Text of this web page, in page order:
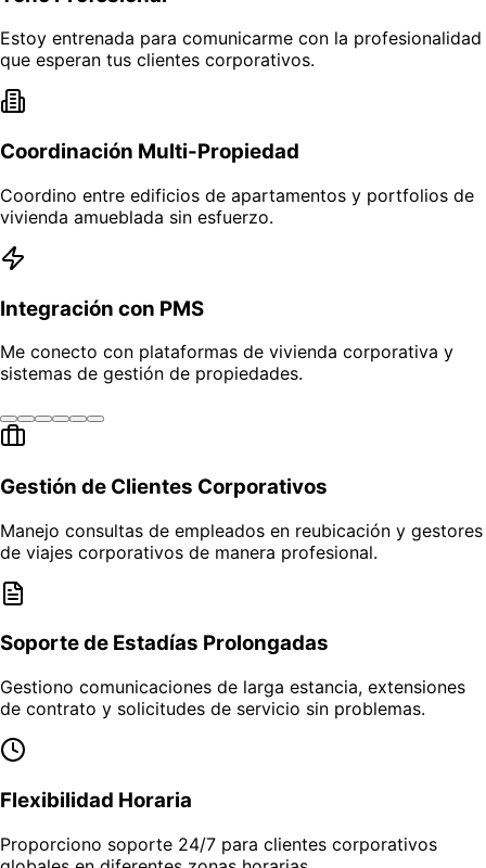
Estoy entrenada para comunicarme con la profesionalidad
que esperan tus clientes corporativos.
Coordinación Multi-Propiedad
Coordino entre edificios de apartamentos y portfolios de
vivienda amueblada sin esfuerzo.
Integración con PMS
Me conecto con plataformas de vivienda corporativa y
sistemas de gestión de propiedades.
Gestión de Clientes Corporativos
Manejo consultas de empleados en reubicación y gestores
de viajes corporativos de manera profesional.
Soporte de Estadías Prolongadas
Gestiono comunicaciones de larga estancia, extensiones
de contrato y solicitudes de servicio sin problemas.
Flexibilidad Horaria
Proporciono soporte 24/7 para clientes corporativos